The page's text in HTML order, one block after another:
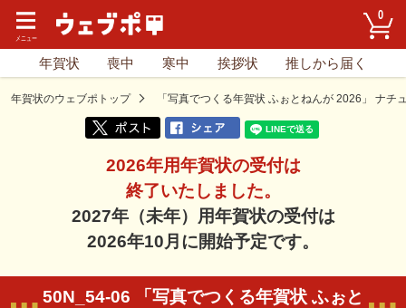
0
年賀状 喪中 寒中 挨拶状 推しから届く
年賀状のウェブポトップ 「写真でつくる年賀状 ふぉとねんが 2026」 ナチ
2026年用年賀状の受付は
終了いたしました。
2027年（未年）用年賀状の受付は
2026年10月に開始予定です。
50N_54-06 「写真でつくる年賀状 ふぉと